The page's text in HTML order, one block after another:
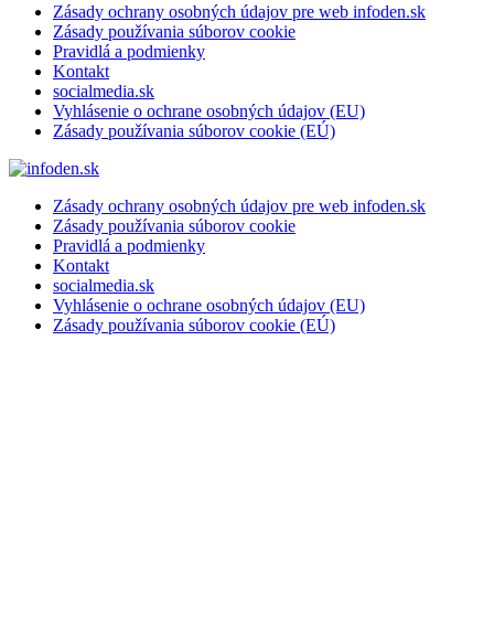
Zásady ochrany osobných údajov pre web infoden.sk
Zásady používania súborov cookie
Pravidlá a podmienky
Kontakt
socialmedia.sk
Vyhlásenie o ochrane osobných údajov (EU)
Zásady používania súborov cookie (EÚ)
Zásady ochrany osobných údajov pre web infoden.sk
Zásady používania súborov cookie
Pravidlá a podmienky
Kontakt
socialmedia.sk
Vyhlásenie o ochrane osobných údajov (EU)
Zásady používania súborov cookie (EÚ)